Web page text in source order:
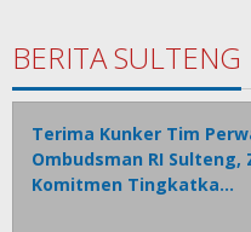
BERITA SULTENG
Terima Kunker Tim
Ombudsman RI Sulteng,
Komitmen Tingkatka…